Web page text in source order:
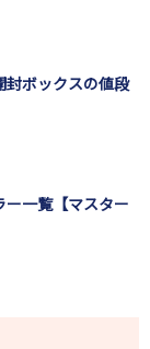
封ボックスの値段
ー一覧【マスター